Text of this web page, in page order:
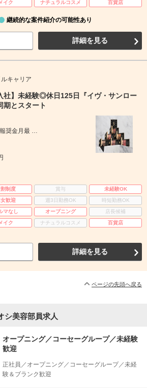
メイク ナチュラルコスメ 百貨店
継続的な案件紹介の可能性あり
詳細を見る
キャリア
社】未経験◎休日125日『イヴ・サンロー
とスタート
報奨金月最 …
制度 賞与
未経験OK
女歓迎 週3日勤務OK
時短勤務OK
マなし オープニング
店長候補
メイク ナチュラルコスメ 百貨店
詳細を見る
ページの先頭へ戻る
シ美容部員求人
オープニング／コーセーグループ／未経験
歓迎
正社員／オープニング／コーセーグループ／未経
験＆ブランク歓迎